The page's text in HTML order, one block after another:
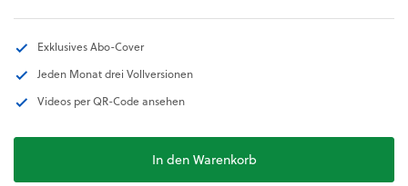
Exklusives Abo-Cover
Jeden Monat drei Vollversionen
Videos per QR-Code ansehen
In den Warenkorb